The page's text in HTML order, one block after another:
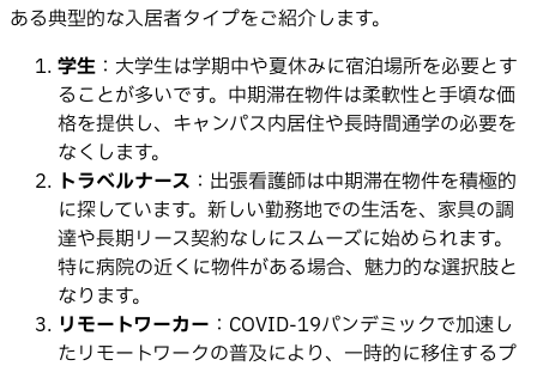
ある典型的な入居者タイプをご紹介します。
学生 ：大学生は学期中や夏休みに宿泊場所を必要とす
ることが多いです。中期滞在物件は柔軟性と手頃な価
格を提供し、キャンパス内居住や長時間通学の必要を
なくします。
トラベルナース ：出張看護師は中期滞在物件を積極的
に探しています。新しい勤務地での生活を、家具の調
達や長期リース契約なしにスムーズに始められます。
特に病院の近くに物件がある場合、魅力的な選択肢と
なります。
リモートワーカー ：COVID-19パンデミックで加速し
たリモートワークの普及により、一時的に移住するプ